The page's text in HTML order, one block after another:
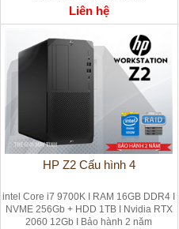
Liên hệ
HP Z2 Cấu hình 4
intel Core i7 9700K I RAM 16GB DDR4 I
NVME 256Gb + HDD 1TB I Nvidia RTX
2060 12Gb I Bảo hành 2 năm